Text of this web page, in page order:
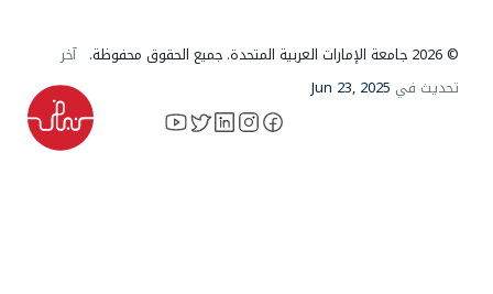
© 2026 جامعة الإمارات العربية المتحدة. جميع الحقوق محفوظة.
آخر
تحديث في Jun 23, 2025
facebook
instagram
LinkedIn
X
YouTube